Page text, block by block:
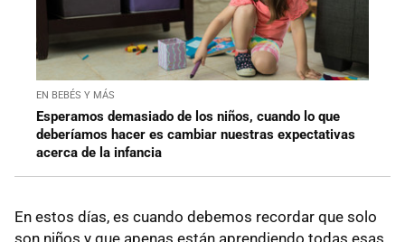
EN BEBÉS Y MÁS
Esperamos demasiado de los niños, cuando lo que
deberíamos hacer es cambiar nuestras expectativas
acerca de la infancia
En estos días, es cuando debemos recordar que solo